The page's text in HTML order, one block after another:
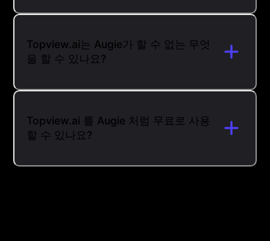
Topview.ai는 Augie가 할 수 없는 무엇
을 할 수 있나요?
Topview.ai 를 Augie 처럼 무료로 사용
할 수 있나요?